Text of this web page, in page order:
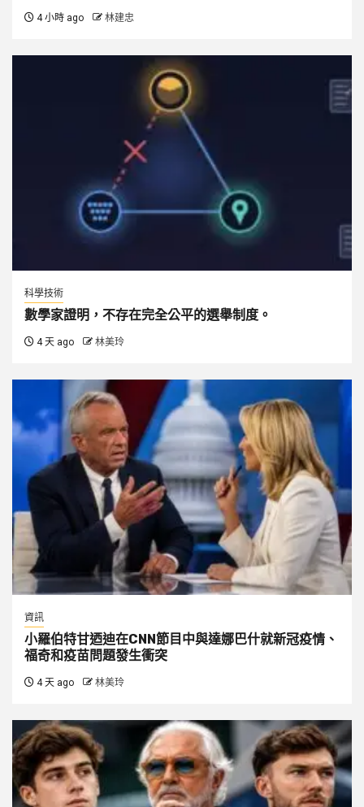
4 小時 ago 林建忠
科學技術
數學家證明，不存在完全公平的選舉制度。
4 天 ago 林美玲
資訊
小羅伯特甘迺迪在CNN節目中與達娜巴什就新冠疫情、
福奇和疫苗問題發生衝突
4 天 ago 林美玲